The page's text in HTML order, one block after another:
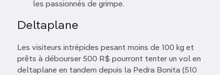
les passionnés de grimpe.
Deltaplane
Les visiteurs intrépides pesant moins de 100 kg et
prêts à débourser 500 R$ pourront tenter un vol en
deltaplane en tandem depuis la Pedra Bonita (510